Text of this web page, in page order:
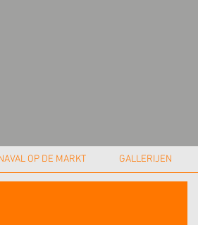
OP DE MARKT GALLERIJEN